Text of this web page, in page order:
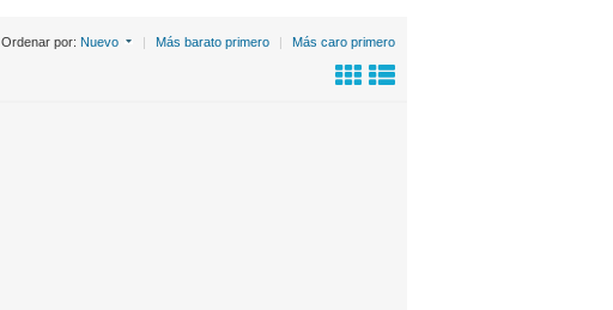
Ordenar por: Nuevo | Más barato primero | Más caro primero